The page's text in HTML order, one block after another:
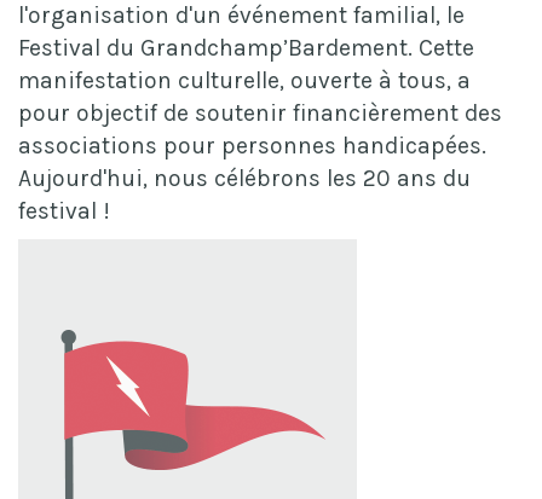
l'organisation d'un événement familial, le
Festival du Grandchamp’Bardement. Cette
manifestation culturelle, ouverte à tous, a
pour objectif de soutenir financièrement des
associations pour personnes handicapées.
Aujourd'hui, nous célébrons les 20 ans du
festival !